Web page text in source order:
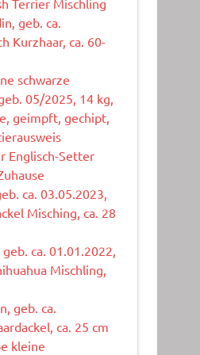
Terrier Mischling
geb. ca.
Kurzhaar, ca. 60-
schwarze
05/2025, 14 kg,
geimpft, gechipt,
Englisch-Setter
ca. 03.05.2023,
Misching, ca. 28
ca. 01.01.2022,
Mischling,
geb. ca.
ca. 25 cm
kleine